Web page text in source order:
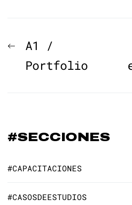
de
Previous
post:
A1 /
Portfolio
#SECCIONES
#CAPACITACIONES
#CASOSDEESTUDIOS